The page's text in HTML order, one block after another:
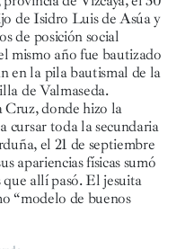
de Isidro Luis de Asúa y
de posición social
mismo año fue bautizado
en la pila bautismal de la
de Valmaseda.
donde hizo la
cursar toda la secundaria
el 21 de septiembre
apariencias físicas sumó
que allí pasó. El jesuita
“modelo de buenos